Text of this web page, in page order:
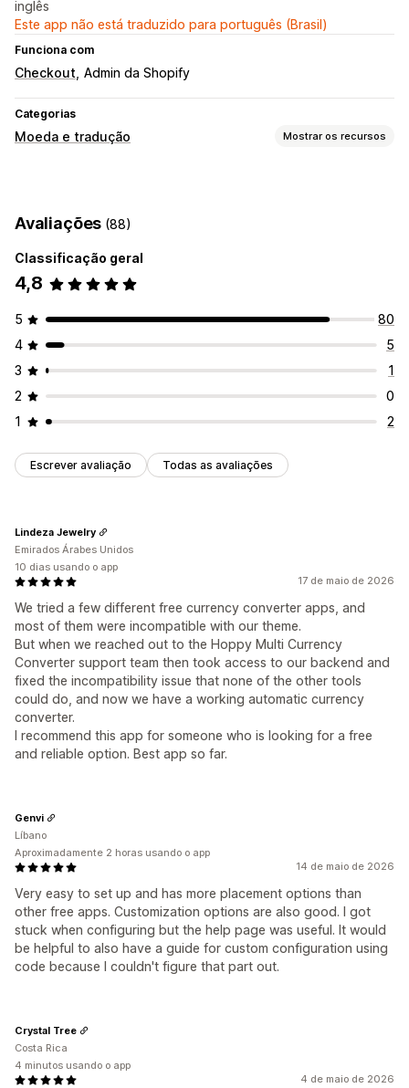
inglês
Este app não está traduzido para português (Brasil)
Funciona com
Checkout Admin da Shopify
Categorias
Moeda e tradução Mostrar os recursos
Taxas em tempo real
Design do alternador
Exibição de preço
Avaliações (88)
Classificação geral
4,8
5
80
4
5
3
1
2
0
1
2
Escrever avaliação Todas as avaliações
17 de maio de 2026
We tried a few different free currency converter apps, and
most of them were incompatible with our theme.
But when we reached out to the Hoppy Multi Currency
Converter support team then took access to our backend and
fixed the incompatibility issue that none of the other tools
could do, and now we have a working automatic currency
converter.
I recommend this app for someone who is looking for a free
and reliable option. Best app so far.
Lindeza Jewelry
Emirados Árabes Unidos
10 dias usando o app
14 de maio de 2026
Very easy to set up and has more placement options than
other free apps. Customization options are also good. I got
stuck when configuring but the help page was useful. It would
be helpful to also have a guide for custom configuration using
code because I couldn't figure that part out.
Genvi
Líbano
Aproximadamente 2 horas usando o app
4 de maio de 2026
Crystal Tree
Costa Rica
4 minutos usando o app